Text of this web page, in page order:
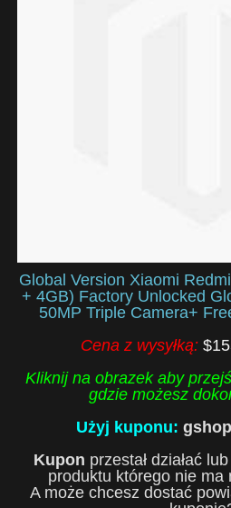
Global Version Xiaomi
+ 4GB) Factory Unlocked
50MP Triple Camera+
Cena z wysyłką:
Kliknij na obrazek aby
gdzie możesz
Użyj kuponu:
Kupon przestał działać lub
produktu którego nie ma
A może chcesz dostać